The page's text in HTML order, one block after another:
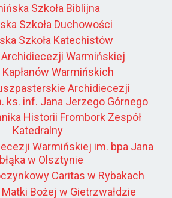
Szkoła Biblijna
Szkoła Duchowości
Szkoła Katechistów
Warmińskiej
Warmińskich
Archidiecezji
ks. inf. Jana Jerzego Górnego
Historii Frombork Zespół
Katedralny
Warmińskiej im. bpa Jana
w Olsztynie
Caritas w Rybakach
Bożej w Gietrzwałdzie